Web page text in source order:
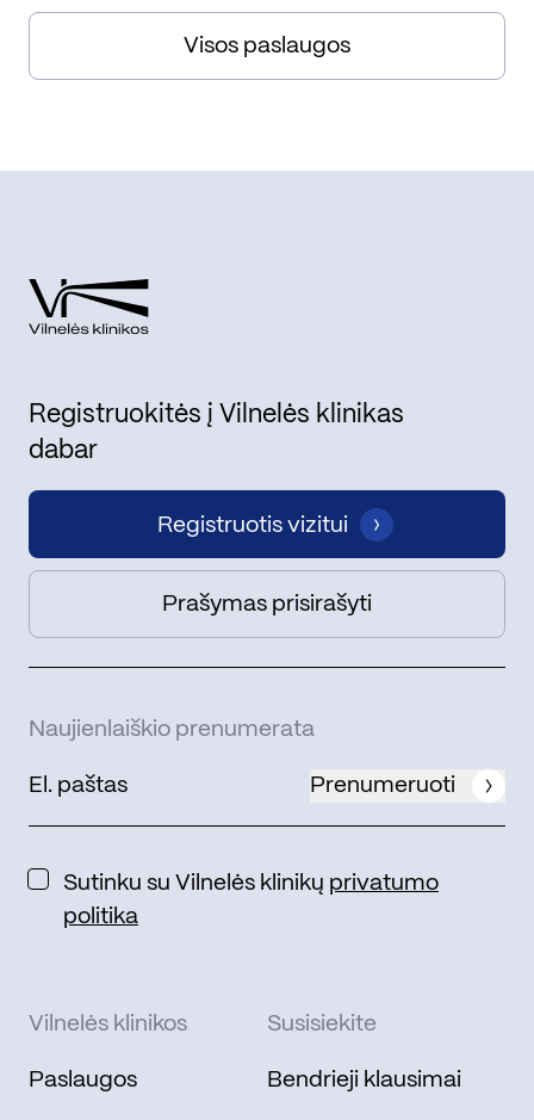
Visos paslaugos
Registruokitės į Vilnelės klinikas
dabar
Registruotis vizitui
Prašymas prisirašyti
Naujienlaiškio prenumerata
Prenumeruoti
Sutinku su Vilnelės klinikų privatumo
politika
Vilnelės klinikos
Paslaugos
Susisiekite
Bendrieji klausimai